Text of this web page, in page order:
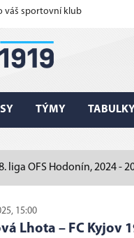
váš sportovní klub
TÝMY
liga OFS Hodonín, 2024 -
15:00
Lhota – FC Kyjov